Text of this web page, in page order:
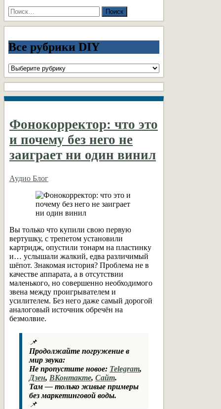
Найти:
Все рубрики DIY
Все
рубрики
DIY
Фонокорректор: что это
и почему без него не
заиграет ни один винил
Аудио Блог
Вы только что купили свою первую
вертушку, с трепетом установили
картридж, опустили тонарм на пластинку
и… услышали жалкий, едва различимый
шёпот. Знакомая история? Проблема не в
качестве аппарата, а в отсутствии
маленького, но совершенно необходимого
звена между проигрывателем и
усилителем. Без него даже самый дорогой
аналоговый источник обречён на
безмолвие.
📌
Продолжайте погружение в
мир звука:
Не пропустите новое: Telegram,
Дзен, ВКонтакте, Сайт.
Там — только живые примеры
без маркетинговой воды.
📌